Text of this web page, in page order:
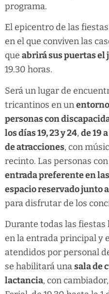
programa.
El epicentro de las
en el que conviven las
que abrirá sus puertas el
19.30 horas.
Será un lugar de
tricantinos en un
personas con
los días 19, 23 y 24, de 19
de atracciones, con
recinto. Las personas
entrada preferente en
espacio reservado junto
para disfrutar de los
Durante todas las fiestas
en la entrada principal y
atendidos por personal
se habilitará unasala de
lactancia, con